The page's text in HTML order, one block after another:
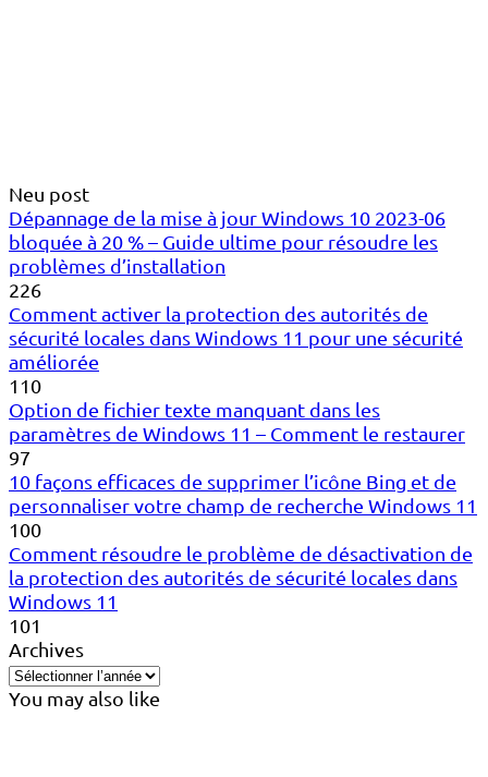
Neu post
Dépannage de la mise à jour Windows 10 2023-06
bloquée à 20 % – Guide ultime pour résoudre les
problèmes d’installation
226
Comment activer la protection des autorités de
sécurité locales dans Windows 11 pour une sécurité
améliorée
110
Option de fichier texte manquant dans les
paramètres de Windows 11 – Comment le restaurer
97
10 façons efficaces de supprimer l’icône Bing et de
personnaliser votre champ de recherche Windows 11
100
Comment résoudre le problème de désactivation de
la protection des autorités de sécurité locales dans
Windows 11
101
Archives
You may also like